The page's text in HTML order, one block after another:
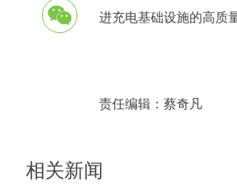
进充电基础设施的高质
责任编辑： 蔡奇凡
相关新闻